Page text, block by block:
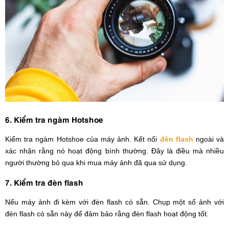
6. Kiểm tra ngàm Hotshoe
Kiểm tra ngàm Hotshoe của máy ảnh. Kết nối đèn flash ngoài và
xác nhận rằng nó hoạt động bình thường. Đây là điều mà nhiều
người thường bỏ qua khi mua máy ảnh đã qua sử dụng.
7. Kiểm tra đèn flash
Nếu máy ảnh đi kèm với đèn flash có sẵn. Chụp một số ảnh với
đèn flash có sẵn này để đảm bảo rằng đèn flash hoạt động tốt.